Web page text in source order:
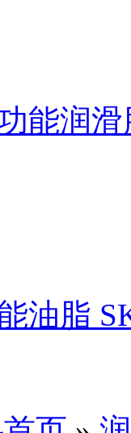
能润滑
油脂